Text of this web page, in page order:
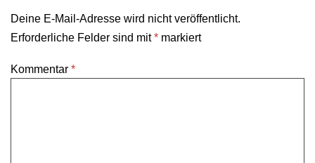
Deine E-Mail-Adresse wird nicht veröffentlicht.
Erforderliche Felder sind mit* markiert
Kommentar *